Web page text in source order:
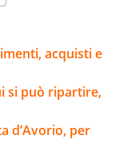
acquisti e
si può ripartire,
d’Avorio, per